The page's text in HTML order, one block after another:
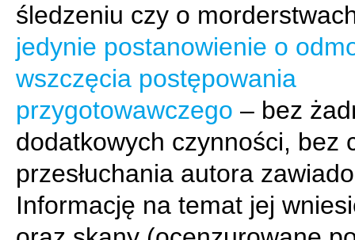
śledzeniu czy o
jedynie postanowienie o
wszczęcia postępowania
przygotowawczego – bez
dodatkowych czynności, bez
przesłuchania autora
Informację na temat jej